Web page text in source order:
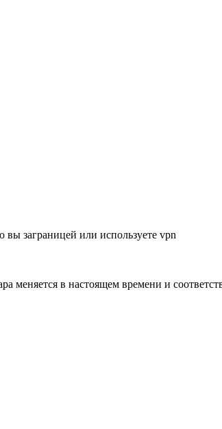
заграницей или используете vpn
меняется в настоящем времени и